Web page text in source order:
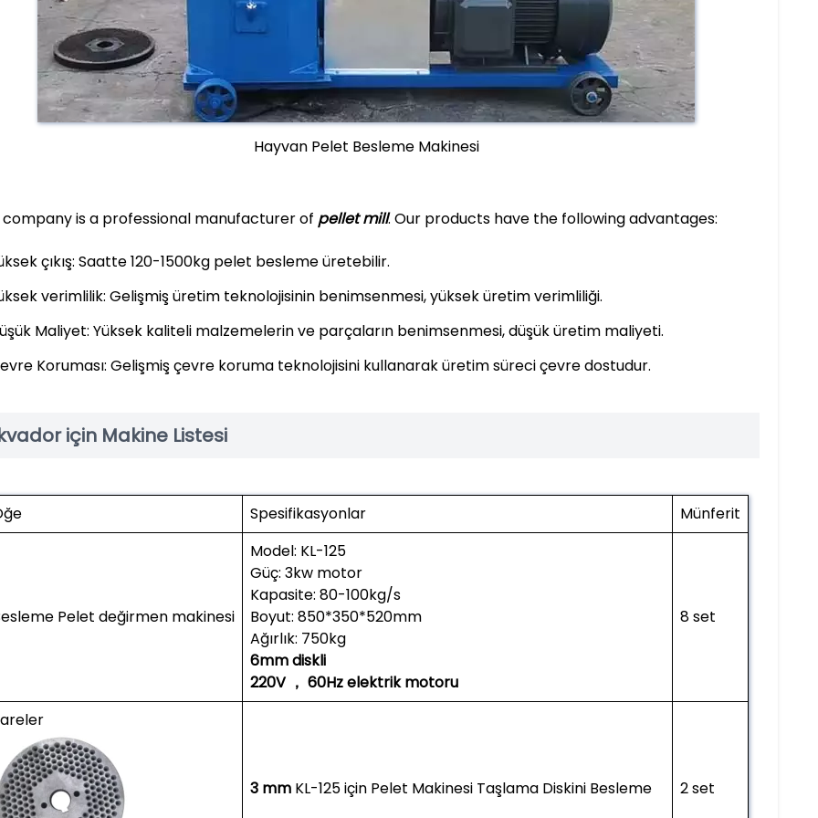
Hayvan Pelet Besleme Makinesi
company is a professional manufacturer of pellet mill. Our products have the following advantages:
çıkış: Saatte 120-1500kg pelet besleme üretebilir.
verimlilik: Gelişmiş üretim teknolojisinin benimsenmesi, yüksek üretim verimliliği.
Maliyet: Yüksek kaliteli malzemelerin ve parçaların benimsenmesi, düşük üretim maliyeti.
Koruması: Gelişmiş çevre koruma teknolojisini kullanarak üretim süreci çevre dostudur.
için Makine Listesi
Spesifikasyonlar Münferit
Pelet değirmen makinesi
Model: KL-125
Güç: 3kw motor
Kapasite: 80-100kg/s
Boyut: 850*350*520mm
Ağırlık: 750kg
6mm diskli
220V ， 60Hz elektrik motoru
8 set
3 mm KL-125 için Pelet Makinesi Taşlama Diskini Besleme 2 set